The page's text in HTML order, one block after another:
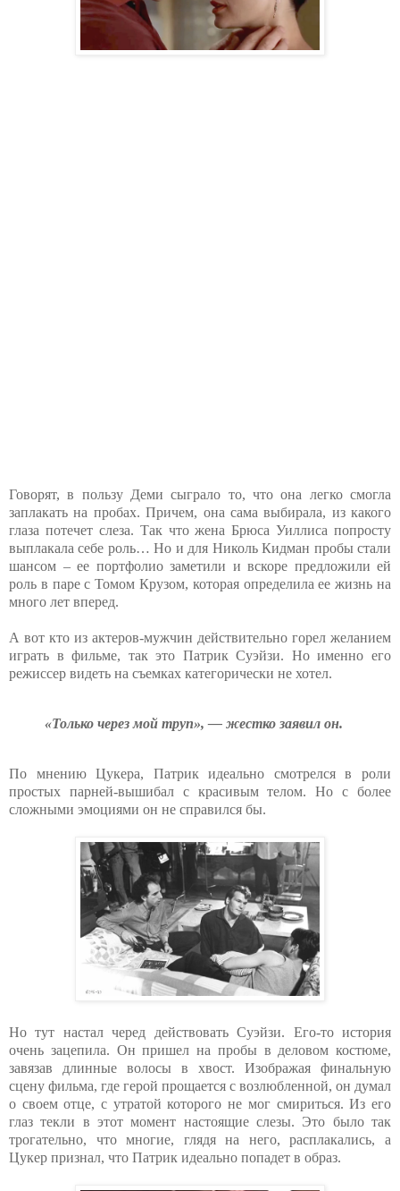
Говорят, в пользу Деми сыграло то, что она легко смогла
заплакать на пробах. Причем, она сама выбирала, из какого
глаза потечет слеза. Так что жена Брюса Уиллиса попросту
выплакала себе роль… Но и для Николь Кидман пробы стали
шансом – ее портфолио заметили и вскоре предложили ей
роль в паре с Томом Крузом, которая определила ее жизнь на
много лет вперед.
А вот кто из актеров-мужчин действительно горел желанием
играть в фильме, так это Патрик Суэйзи. Но именно его
режиссер видеть на съемках категорически не хотел.
«Только через мой труп», — жестко заявил он.
По мнению Цукера, Патрик идеально смотрелся в роли
простых парней-вышибал с красивым телом. Но с более
сложными эмоциями он не справился бы.
Но тут настал черед действовать Суэйзи. Его-то история
очень зацепила. Он пришел на пробы в деловом костюме,
завязав длинные волосы в хвост. Изображая финальную
сцену фильма, где герой прощается с возлюбленной, он думал
о своем отце, с утратой которого не мог смириться. Из его
глаз текли в этот момент настоящие слезы. Это было так
трогательно, что многие, глядя на него, расплакались, а
Цукер признал, что Патрик идеально попадет в образ.